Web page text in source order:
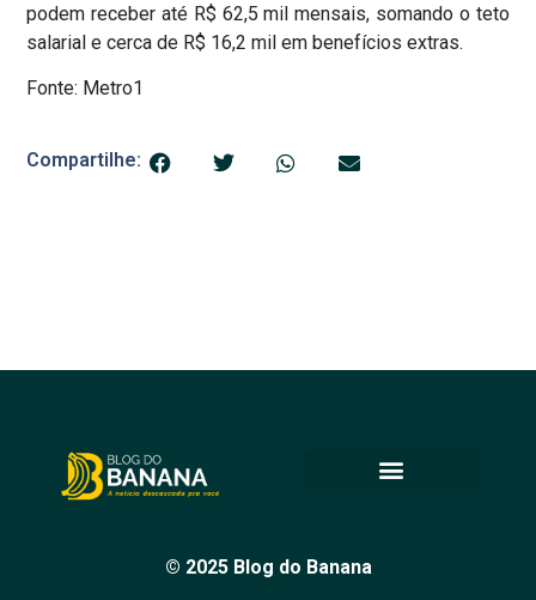
podem receber até R$ 62,5 mil mensais, somando o teto
salarial e cerca de R$ 16,2 mil em benefícios extras.
Fonte: Metro1
Compartilhe:
© 2025 Blog do Banana